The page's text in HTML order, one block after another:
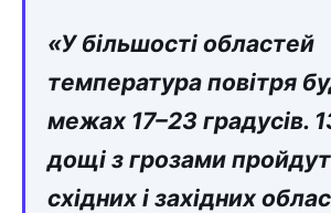
«У більшості областей
температура повітря
межах 17–23 градусів.
дощі з грозами
східних і західних